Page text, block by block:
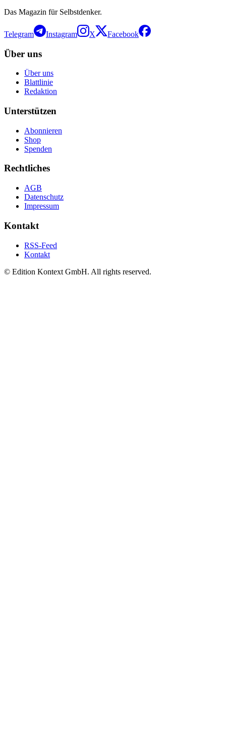
Das Magazin für Selbstdenker.
Telegram Instagram X Facebook
Über uns
Über uns
Blattlinie
Redaktion
Unterstützen
Abonnieren
Shop
Spenden
Rechtliches
AGB
Datenschutz
Impressum
Kontakt
RSS-Feed
Kontakt
© Edition Kontext GmbH. All rights reserved.